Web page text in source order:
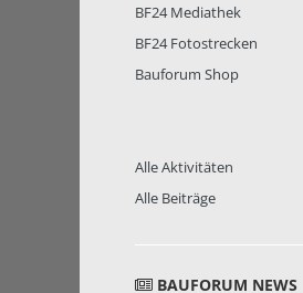
BF24 Mediathek
BF24 Fotostrecken
Bauforum Shop
Alle Aktivitäten
Alle Beiträge
BAUFORUM NEWS